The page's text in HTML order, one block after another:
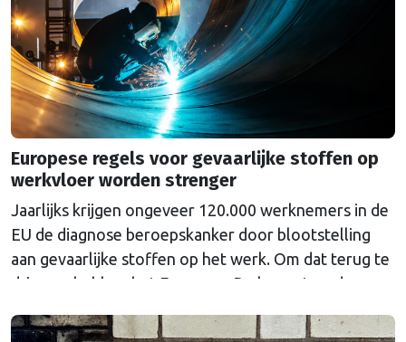
vaatziekten zijn de grootste doodsoorzaak in
Europa: elk jaar …Continued
Europese regels voor gevaarlijke stoffen op
werkvloer worden strenger
Jaarlijks krijgen ongeveer 120.000 werknemers in de
EU de diagnose beroepskanker door blootstelling
aan gevaarlijke stoffen op het werk. Om dat terug te
dringen, hebben het Europees Parlement en de
chemicaliën die worden gebruikt in onder meer de